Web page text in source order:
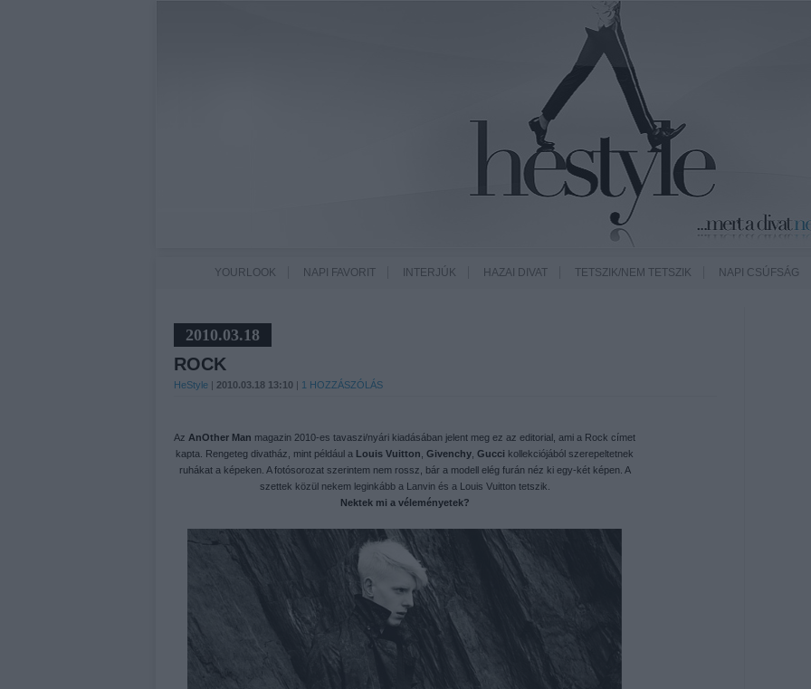
YOURLOOK NAPI FAVORIT INTERJÚK HAZAI DIVAT TETSZIK/NEM TETSZIK NAPI CSÚFSÁG
2010.03.18
ROCK
HeStyle | 2010.03.18 13:10 | 1 HOZZÁSZÓLÁS
Az AnOther Man magazin 2010-es tavaszi/nyári kiadásában jelent meg ez az editorial, ami a Rock címet
kapta. Rengeteg divatház, mint például a Louis Vuitton Givenchy Gucci kollekciójából szerepeltetnek
ruhákat a képeken. A fotósorozat szerintem nem rossz, bár a modell elég furán néz ki egy-két képen. A
szettek közül nekem leginkább a Lanvin és a Louis Vuitton tetszik.
Nektek mi a véleményetek?